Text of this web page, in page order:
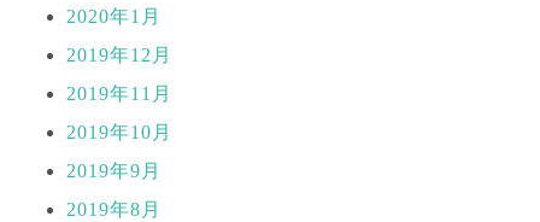
2020年1月
2019年12月
2019年11月
2019年10月
2019年9月
2019年8月